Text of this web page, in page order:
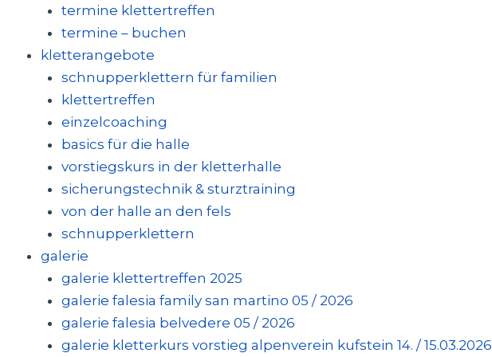
termine klettertreffen
termine – buchen
kletterangebote
schnupperklettern für familien
klettertreffen
einzelcoaching
basics für die halle
vorstiegskurs in der kletterhalle
sicherungstechnik & sturztraining
von der halle an den fels
schnupperklettern
galerie
galerie klettertreffen 2025
galerie falesia family san martino 05 / 2026
galerie falesia belvedere 05 / 2026
galerie kletterkurs vorstieg alpenverein kufstein 14. / 15.03.2026